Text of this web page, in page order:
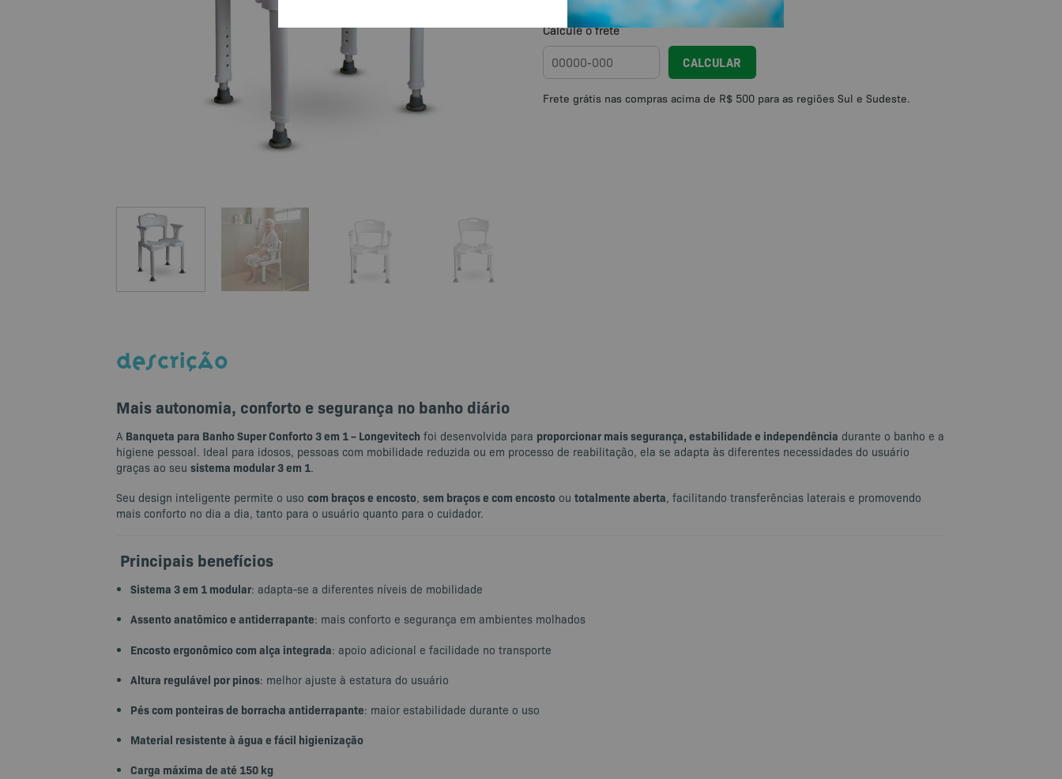
Calcule o frete
CALCULAR
DESCRIÇÃO
Mais autonomia, conforto e segurança no banho diário
A Banqueta para Banho Super Conforto 3 em 1 – Longevitech foi desenvolvida para proporcionar mais segurança, estabilidade e independência durante o banho e a
higiene pessoal. Ideal para idosos, pessoas com mobilidade reduzida ou em processo de reabilitação, ela se adapta às diferentes necessidades do usuário
graças ao seu sistema modular 3 em 1.
Seu design inteligente permite o uso com braços e encosto, sem braços e com encosto ou totalmente aberta, facilitando transferências laterais e promovendo
mais conforto no dia a dia, tanto para o usuário quanto para o cuidador.
Principais benefícios
Sistema 3 em 1 modular: adapta-se a diferentes níveis de mobilidade
Assento anatômico e antiderrapante: mais conforto e segurança em ambientes molhados
Encosto ergonômico com alça integrada: apoio adicional e facilidade no transporte
Altura regulável por pinos: melhor ajuste à estatura do usuário
Pés com ponteiras de borracha antiderrapante: maior estabilidade durante o uso
Material resistente à água e fácil higienização
Carga máxima de até 150 kg